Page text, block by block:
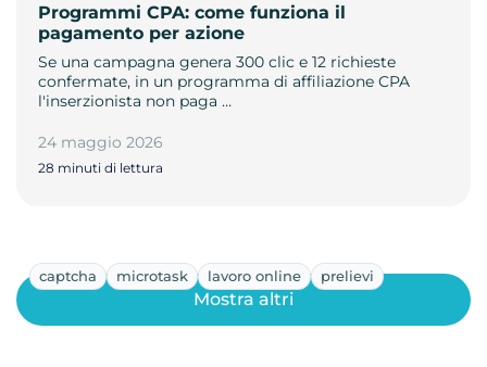
Programmi CPA: come funziona il
pagamento per azione
Se una campagna genera 300 clic e 12 richieste
confermate, in un programma di affiliazione CPA
l'inserzionista non paga …
24 maggio 2026
28 minuti di lettura
captcha microtask lavoro online prelievi
Mostra altri